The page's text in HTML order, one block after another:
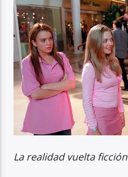
La realidad vuelta ficción